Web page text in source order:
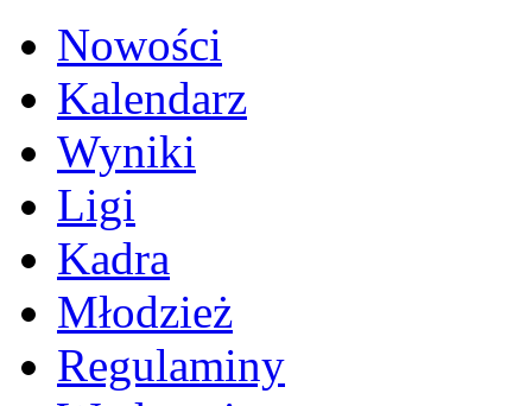
Nowości
Kalendarz
Wyniki
Ligi
Kadra
Młodzież
Regulaminy